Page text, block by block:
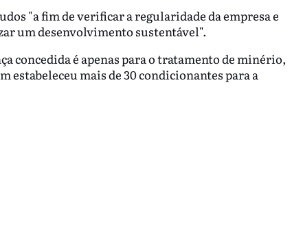
"a fim de verificar a regularidade da empresa e
um desenvolvimento sustentável".
concedida é apenas para o tratamento de minério,
estabeleceu mais de 30 condicionantes para a